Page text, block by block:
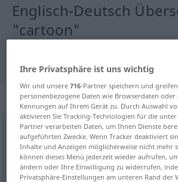
Englisch-Deutsch
"cartoon"
"cartoon" Deutsch
„cartoon“: noun
cartoon [kɑː(r)ˈtuːn]s
Übersicht aller Übersetzungen
(Für mehr Details die Übersetzung
Ihre Privatsphäre ist uns wichtig
Wir und unsere716-Partner speichern und
personenbezogene Daten wie Browserdaten
Kennungen auf Ihrem Gerät zu. Durch Auswahl
aktivieren Sie Tracking-Technologien für die
Partner verarbeiten Daten, um Ihnen Dienste
aufgeführten Zwecke. Wenn Tracker deaktiviert
Inhalte und Anzeigen möglicherweise nicht mehr
können dieses Menü jederzeit wieder aufrufen,
ändern oder Ihre Einwilligung zu widerrufen,
Privatsphäre-Einstellungen am unteren Rand der